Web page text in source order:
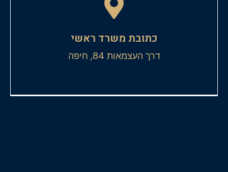
כתובת משרד ראשי
דרך העצמאות 84, חיפה